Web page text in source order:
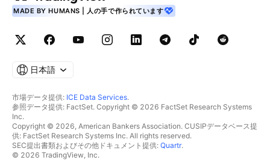
MADE BY HUMANS | 人の手で作られています
日本語
市場データ提供: ICE Data Services.
参照データ提供: FactSet. Copyright © 2026 FactSet Research Systems
Inc.
Copyright © 2026, American Bankers Association. CUSIPデータベース提
供: FactSet Research Systems Inc. All rights reserved.
SEC提出書類およびその他ドキュメント提供: Quartr.
© 2026 TradingView, Inc.